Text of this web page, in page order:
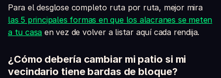
Para el desglose completo ruta por ruta, mejor mira
las 5 principales formas en que los alacranes se meten
a tu casa en vez de volver a listar aquí cada rendija.
¿Cómo debería cambiar mi patio si mi
vecindario tiene bardas de bloque?